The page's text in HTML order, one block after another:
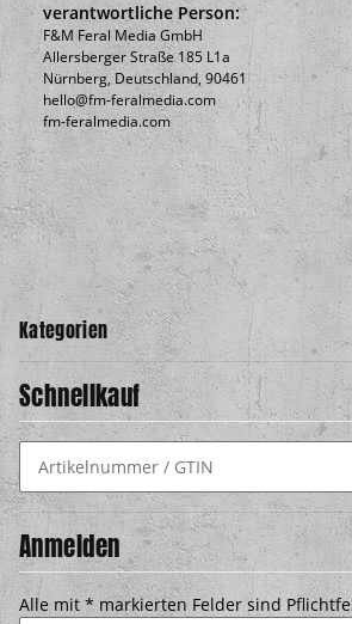
verantwortliche Person:
F&M Feral Media GmbH
Allersberger Straße 185 L1a
Nürnberg, Deutschland, 90461
hello@fm-feralmedia.com
fm-feralmedia.com
Kategorien
Schnellkauf
Anmelden
Alle mit *markierten Felder sind